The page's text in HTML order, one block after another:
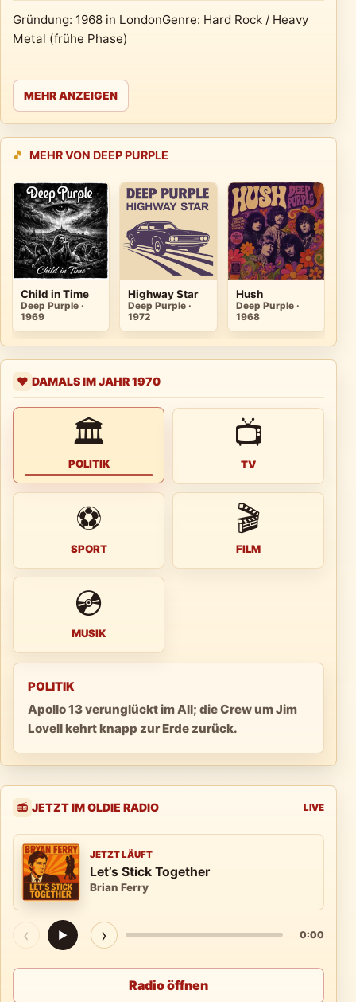
Gründung: 1968 in LondonGenre: Hard Rock / Heavy
Metal (frühe Phase)
MEHR ANZEIGEN
🎵 MEHR VON DEEP PURPLE
Child in Time
Deep Purple ·
1969
Highway Star
Deep Purple ·
1972
Hush
Deep Purple ·
1968
❤️ DAMALS IM JAHR 1970
🏛
POLITIK
📺
TV
⚽
SPORT
🎬
FILM
💿
MUSIK
POLITIK
Apollo 13 verunglückt im All; die Crew um Jim
Lovell kehrt knapp zur Erde zurück.
📻 JETZT IM OLDIE RADIO LIVE
JETZT LÄUFT
Let’s Stick Together
Brian Ferry
‹ ▶ › 0:00
Radio öffnen